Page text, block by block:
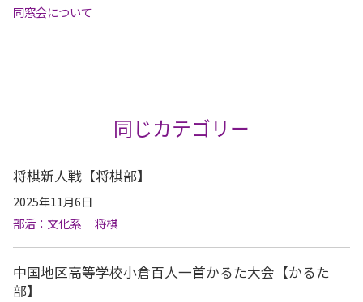
同窓会について
同じカテゴリー
将棋新人戦【将棋部】
2025年11月6日
部活：文化系
将棋
中国地区高等学校小倉百人一首かるた大会【かるた
部】